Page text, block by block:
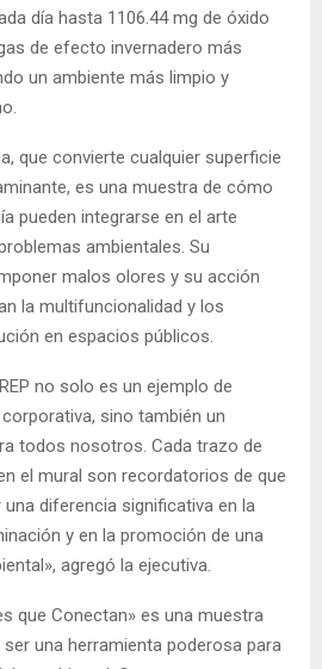
día hasta 1106.44 mg de óxido
de efecto invernadero más
un ambiente más limpio y
que convierte cualquier superficie
es una muestra de cómo
pueden integrarse en el arte
ambientales. Su
malos olores y su acción
la multifuncionalidad y los
en espacios públicos.
no solo es un ejemplo de
sino también un
todos nosotros. Cada trazo de
el mural son recordatorios de que
diferencia significativa en la
y en la promoción de una
agregó la ejecutiva.
que Conectan» es una muestra
una herramienta poderosa para